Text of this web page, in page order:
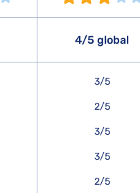
4/5 global
3/5
2/5
3/5
3/5
2/5